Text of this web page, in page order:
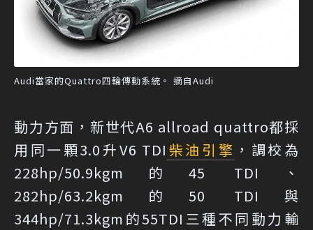
Audi當家的Quattro四輪傳動系統。 摘自Audi
動力方面，新世代A6 allroad quattro都採
用同一顆3.0升V6 TDI 柴油引擎 ，調校為
228hp/50.9kgm的45 TDI、
282hp/63.2kgm的50 TDI與
344hp/71.3kgm的55TDI三種不同動力輸